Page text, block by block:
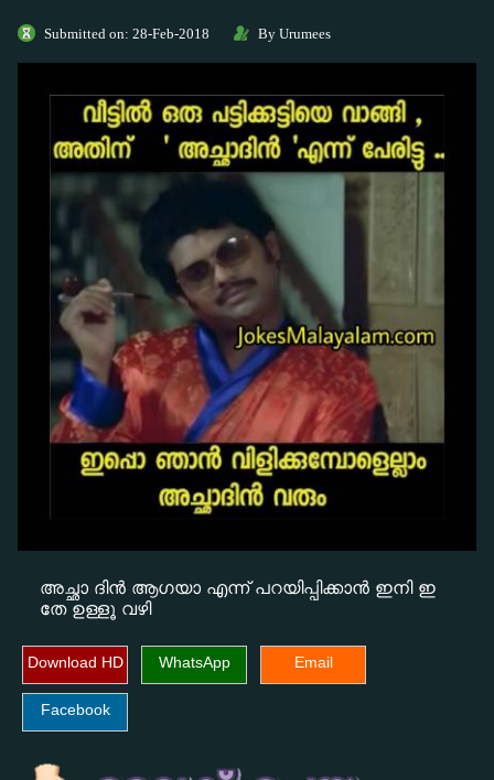
Submitted on: 28-Feb-2018 By Urumees
അച്ഛാ ദിൻ ആഗയാ എന്ന് പറയിപ്പിക്കാൻ ഇനി ഇ
തേ ഉള്ളൂ വഴി
Download HD WhatsApp Email
Facebook